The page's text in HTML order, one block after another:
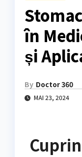
în
și
By Doctor 360
MAI 23, 2024